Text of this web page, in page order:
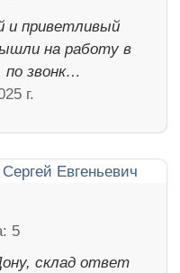
и приветливый
на работу в
по звонк…
г.
склад ответ